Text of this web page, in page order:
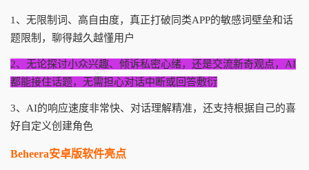
1、无限制词、高自由度，真正打破同类APP的敏感词壁垒和话
题限制，聊得越久越懂用户
2、无论探讨小众兴趣、倾诉私密心绪，还是交流新奇观点，AI
都能接住话题，无需担心对话中断或回答敷衍
3、AI的响应速度非常快、对话理解精准，还支持根据自己的喜
好自定义创建角色
Beheera安卓版软件亮点